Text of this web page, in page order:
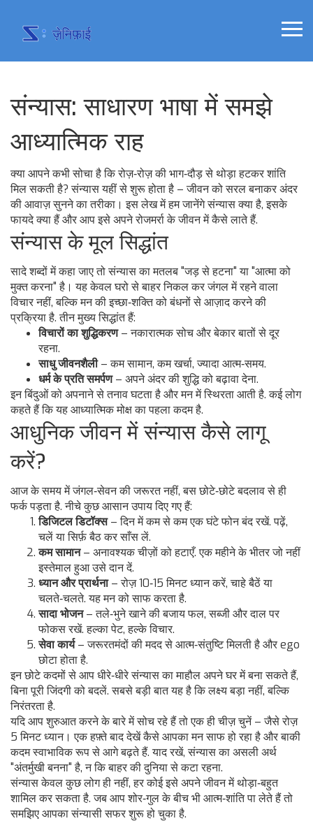
संन्यास: साधारण भाषा में समझे
आध्यात्मिक राह
क्या आपने कभी सोचा है कि रोज़‑रोज़ की भाग‑दौड़ से थोड़ा हटकर शांति
मिल सकती है? संन्यास यहीं से शुरू होता है – जीवन को सरल बनाकर अंदर
की आवाज़ सुनने का तरीका। इस लेख में हम जानेंगे संन्यास क्या है, इसके
फायदे क्या हैं और आप इसे अपने रोजमर्रा के जीवन में कैसे लाते हैं.
संन्यास के मूल सिद्धांत
सादे शब्दों में कहा जाए तो संन्यास का मतलब "जड़ से हटना" या "आत्मा को
मुक्त करना" है। यह केवल घरो से बाहर निकल कर जंगल में रहने वाला
विचार नहीं, बल्कि मन की इच्छा‑शक्ति को बंधनों से आज़ाद करने की
प्रक्रिया है. तीन मुख्य सिद्धांत हैं:
विचारों का शुद्धिकरण– नकारात्मक सोच और बेकार बातों से दूर
रहना.
साधु जीवनशैली– कम सामान, कम खर्चा, ज्यादा आत्म‑समय.
धर्म के प्रति समर्पण– अपने अंदर की शुद्धि को बढ़ावा देना.
इन बिंदुओं को अपनाने से तनाव घटता है और मन में स्थिरता आती है. कई लोग
कहते हैं कि यह आध्यात्मिक मोक्ष का पहला कदम है.
आधुनिक जीवन में संन्यास कैसे लागू
करें?
आज के समय में जंगल‑सेवन की जरूरत नहीं, बस छोटे‑छोटे बदलाव से ही
फर्क पड़ता है. नीचे कुछ आसान उपाय दिए गए हैं:
डिजिटल डिटॉक्स– दिन में कम से कम एक घंटे फोन बंद रखें. पढ़ें,
चलें या सिर्फ़ बैठ कर साँस लें.
कम सामान– अनावश्यक चीज़ों को हटाएँ. एक महीने के भीतर जो नहीं
इस्तेमाल हुआ उसे दान दें.
ध्यान और प्रार्थना– रोज़ 10‑15 मिनट ध्यान करें, चाहे बैठें या
चलते‑चलते. यह मन को साफ करता है.
सादा भोजन– तले‑भुने खाने की बजाय फल, सब्जी और दाल पर
फोकस रखें. हल्का पेट, हल्के विचार.
सेवा कार्य– जरूरतमंदों की मदद से आत्म‑संतुष्टि मिलती है और ego
छोटा होता है.
इन छोटे कदमों से आप धीरे‑धीरे संन्यास का माहौल अपने घर में बना सकते हैं,
बिना पूरी जिंदगी को बदलें. सबसे बड़ी बात यह है कि लक्ष्य बड़ा नहीं, बल्कि
निरंतरता है.
यदि आप शुरुआत करने के बारे में सोच रहे हैं तो एक ही चीज़ चुनें – जैसे रोज़
5 मिनट ध्यान। एक हफ़्ते बाद देखें कैसे आपका मन साफ हो रहा है और बाकी
कदम स्वाभाविक रूप से आगे बढ़ते हैं. याद रखें, संन्यास का असली अर्थ
"अंतर्मुखी बनना" है, न कि बाहर की दुनिया से कटा रहना.
संन्यास केवल कुछ लोग ही नहीं, हर कोई इसे अपने जीवन में थोड़ा‑बहुत
शामिल कर सकता है. जब आप शोर‑गुल के बीच भी आत्म‑शांति पा लेते हैं तो
समझिए आपका संन्यासी सफर शुरू हो चुका है.